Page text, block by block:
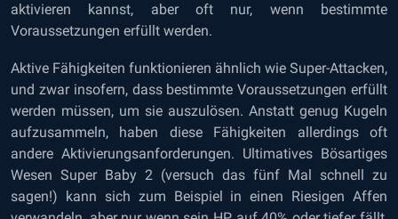
aktivieren kannst, aber oft nur, wenn bestimmte
Voraussetzungen erfüllt werden.
Aktive Fähigkeiten funktionieren ähnlich wie Super-Attacken,
und zwar insofern, dass bestimmte Voraussetzungen erfüllt
werden müssen, um sie auszulösen. Anstatt genug Kugeln
aufzusammeln, haben diese Fähigkeiten allerdings oft
andere Aktivierungsanforderungen. Ultimatives Bösartiges
Wesen Super Baby 2 (versuch das fünf Mal schnell zu
sagen!) kann sich zum Beispiel in einen Riesigen Affen